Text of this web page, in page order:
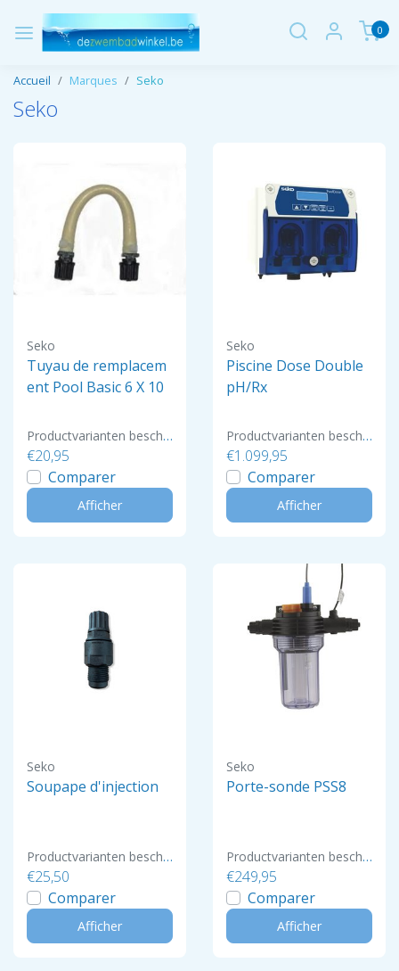
0
Accueil Marques Seko
Seko
Seko
Tuyau de remplacem
ent Pool Basic 6 X 10
Productvarianten beschikbaar
€20,95
Comparer
Afficher
Seko
Piscine Dose Double
pH/Rx
Productvarianten beschikbaar
€1.099,95
Comparer
Afficher
Seko
Soupape d'injection
Productvarianten beschikbaar
€25,50
Comparer
Afficher
Seko
Porte-sonde PSS8
Productvarianten beschikbaar
€249,95
Comparer
Afficher